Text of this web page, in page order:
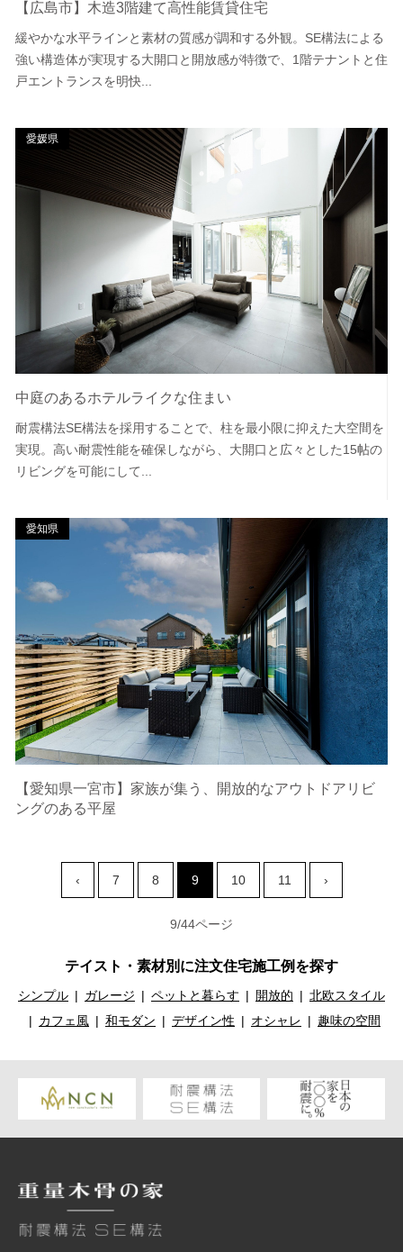
【広島市】木造3階建て高性能賃貸住宅
緩やかな水平ラインと素材の質感が調和する外観。SE構法による
強い構造体が実現する大開口と開放感が特徴で、1階テナントと住
戸エントランスを明快...
愛媛県
中庭のあるホテルライクな住まい
耐震構法SE構法を採用することで、柱を最小限に抑えた大空間を
実現。高い耐震性能を確保しながら、大開口と広々とした15帖の
リビングを可能にして...
愛知県
【愛知県一宮市】家族が集う、開放的なアウトドアリビ
ングのある平屋
‹ 7 8 9 10 11 ›
9/44ページ
テイスト・素材別に注文住宅施工例を探す
シンプル ガレージ ペットと暮らす 開放的
北欧スタイル
カフェ風
和モダン デザイン性 オシャレ 趣味の空間